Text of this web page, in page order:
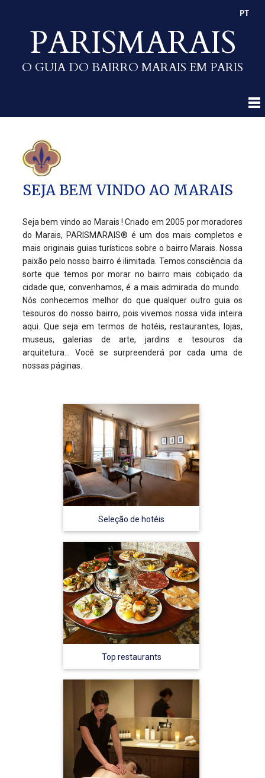
PARISMARAIS
O GUIA DO BAIRRO MARAIS EM PARIS
PT
SEJA BEM VINDO AO MARAIS
Seja bem vindo ao Marais ! Criado em 2005 por moradores
do Marais, PARISMARAIS® é um dos mais completos e
mais originais guias turísticos sobre o bairro Marais. Nossa
paixão pelo nosso bairro é ilimitada. Temos consciência da
sorte que temos por morar no bairro mais cobiçado da
cidade que, convenhamos, é a mais admirada do mundo.
Nós conhecemos melhor do que qualquer outro guia os
tesouros do nosso bairro, pois vivemos nossa vida inteira
aqui. Que seja em termos de hotéis, restaurantes, lojas,
museus, galerias de arte, jardins e tesouros da
arquitetura… Você se surpreenderá por cada uma de
nossas páginas.
Seleção de hotéis
Top restaurants